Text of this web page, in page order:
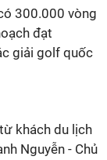
300.000 vòng
đạt
giải golf quốc
khách du lịch
Nguyễn - Chủ